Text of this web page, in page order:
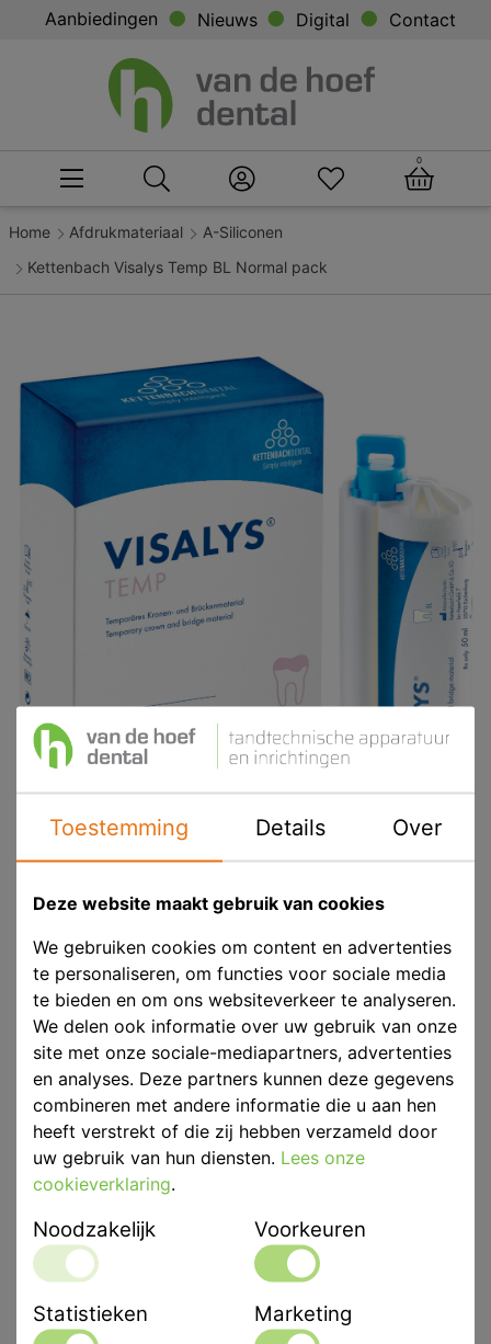
Aanbiedingen Nieuws Digital Contact
0
Home Afdrukmateriaal
A-Siliconen
Kettenbach Visalys Temp BL Normal pack
Kettenbach Visalys Temp BL Normal pack
Product ID
KET 13788
Voorraad
Niet voorradig
Kleur
Bleach
Toestemming Details Over
Deze website maakt gebruik van cookies
We gebruiken cookies om content en advertenties
te personaliseren, om functies voor sociale media
te bieden en om ons websiteverkeer te analyseren.
We delen ook informatie over uw gebruik van onze
site met onze sociale-mediapartners, advertenties
en analyses. Deze partners kunnen deze gegevens
combineren met andere informatie die u aan hen
heeft verstrekt of die zij hebben verzameld door
uw gebruik van hun diensten. Lees onze
cookieverklaring.
Noodzakelijk Voorkeuren
Statistieken Marketing